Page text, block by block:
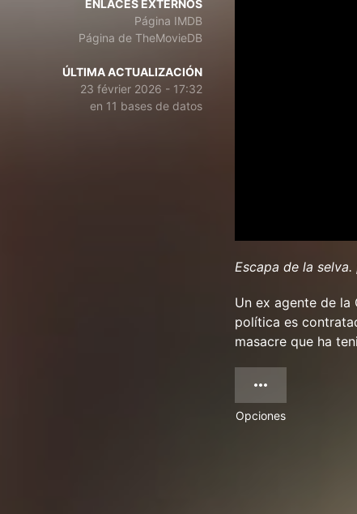
ENLACES EXTERNOS
Página IMDB
Página de TheMovieDB
ÚLTIMA ACTUALIZACIÓN
23 février 2026 - 17:32
en 11 bases de datos
Escapa de la selva.
Un ex agente de
política es
masacre que ha
Opciones